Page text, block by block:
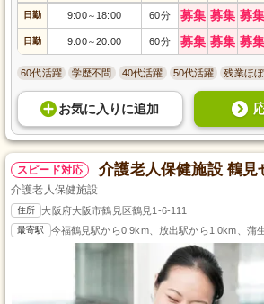
日勤 9:00～ 18:00 60分 募集 募集 募集
日勤 9:00～20:00 60分 募集 募集 募集
60代活躍 学歴不問 40代活躍 50代活躍 残業ほ
お気に入り に追加
スピード対応 介護老人保健施設 鶴見
介護老人保健施設
住所 大阪府大阪市鶴見区鶴見1-6-111
最寄駅 今福鶴見駅から0.9km、放出駅から1.0km、蒲